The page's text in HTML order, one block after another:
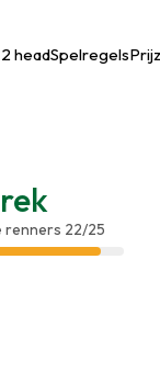
headSpelregels
renners 22/25